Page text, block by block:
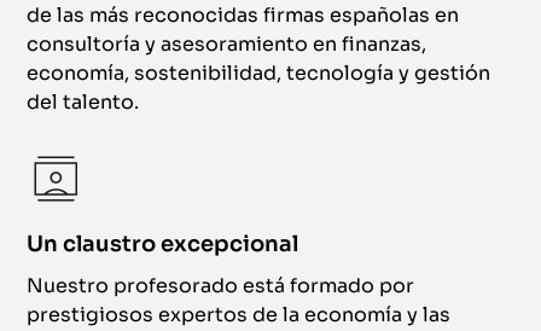
de las más reconocidas firmas españolas en
consultoría y asesoramiento en finanzas,
economía, sostenibilidad, tecnología y gestión
del talento.
Un claustro excepcional
Nuestro profesorado está formado por
prestigiosos expertos de la economía y las